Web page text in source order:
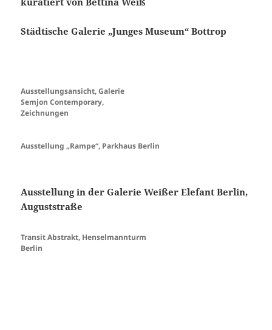
Städtische Galerie „Junges Museum“ Bottrop
Ausstellungsansicht, Galerie
Semjon Contemporary,
Zeichnungen
Ausstellung „Rampe“, Parkhaus Berlin
Ausstellung in der Galerie Weißer Elefant Berlin,
Auguststraße
Transit Abstrakt, Henselmannturm
Berlin